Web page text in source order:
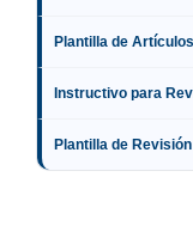
Plantilla de Artículos
Instructivo para
Plantilla de Revisión